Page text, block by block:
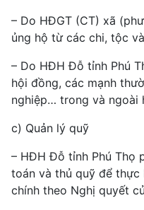
– Do HĐGT (CT) xã
ủng hộ từ các chi, tộc
– Do HĐH Đỗ tỉnh Phú
hội đồng, các mạnh
nghiệp… trong và ngoài
c) Quản lý quỹ
– HĐH Đỗ tỉnh Phú Thọ
toán và thủ quỹ để thực
chính theo Nghị quyết